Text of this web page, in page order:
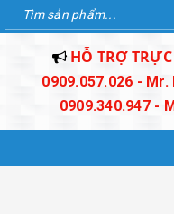
HỖ TRỢ
0909.057.026 - Mr.
0909.340.947 -